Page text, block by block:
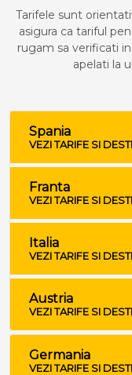
Tarifele sunt
asigura ca tariful
rugam sa verificati
apelati la
Spania
VEZI TARIFE SI
Franta
VEZI TARIFE SI
Italia
VEZI TARIFE SI
Austria
VEZI TARIFE SI
Germania
VEZI TARIFE SI